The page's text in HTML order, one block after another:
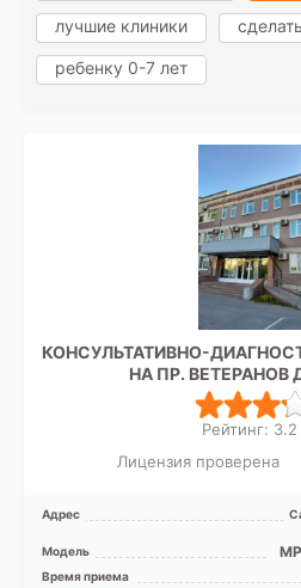
лучшие клиники
ребенку 0-7 лет
КОНСУЛЬТАТИВНО-
НА ПР. ВЕТЕРАНОВ
Рейтинг: 3.2
Лицензия проверена
Адрес
Модель
Время приема